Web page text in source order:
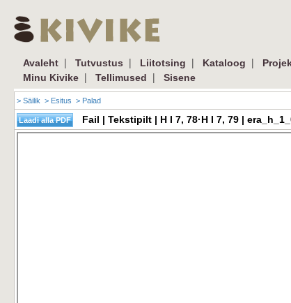
Avaleht | Tutvustus | Liitotsing | Kataloog |
Minu Kivike | Tellimused | Sisene
> Säilik > Esitus > Palad
Fail | Tekstipilt | H I 7, 78·H I 7, 79 |